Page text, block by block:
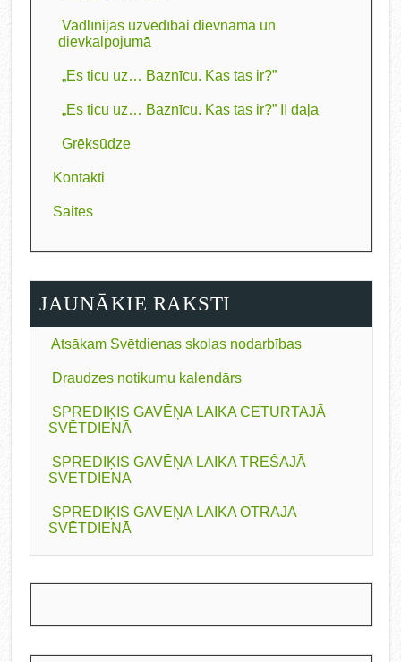
Vadlīnijas uzvedībai dievnamā un
dievkalpojumā
„Es ticu uz… Baznīcu. Kas tas ir?”
„Es ticu uz… Baznīcu. Kas tas ir?” II daļa
Grēksūdze
Kontakti
Saites
JAUNĀKIE RAKSTI
Atsākam Svētdienas skolas nodarbības
Draudzes notikumu kalendārs
SPREDIĶIS GAVĒŅA LAIKA CETURTAJĀ
SVĒTDIENĀ
SPREDIĶIS GAVĒŅA LAIKA TREŠAJĀ
SVĒTDIENĀ
SPREDIĶIS GAVĒŅA LAIKA OTRAJĀ
SVĒTDIENĀ